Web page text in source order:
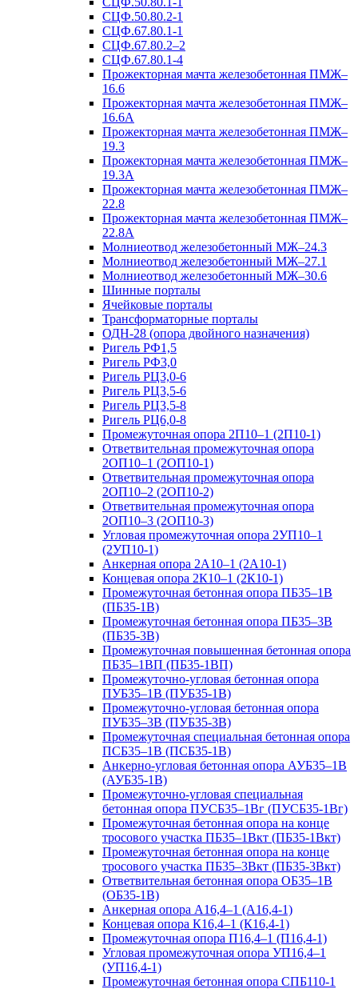
СЦФ.50.80.2-1
СЦФ.67.80.1-1
СЦФ.67.80.2–2
СЦФ.67.80.1-4
Прожекторная мачта железобетонная ПМЖ–
16.6
Прожекторная мачта железобетонная ПМЖ–
16.6А
Прожекторная мачта железобетонная ПМЖ–
19.3
Прожекторная мачта железобетонная ПМЖ–
19.3А
Прожекторная мачта железобетонная ПМЖ–
22.8
Прожекторная мачта железобетонная ПМЖ–
22.8А
Молниеотвод железобетонный МЖ–24.3
Молниеотвод железобетонный МЖ–27.1
Молниеотвод железобетонный МЖ–30.6
Шинные порталы
Ячейковые порталы
Трансформаторные порталы
ОДН-28 (опора двойного назначения)
Ригель РФ1,5
Ригель РФ3,0
Ригель РЦ3,0-6
Ригель РЦ3,5-6
Ригель РЦ3,5-8
Ригель РЦ6,0-8
Промежуточная опора 2П10–1 (2П10-1)
Ответвительная промежуточная опора
2ОП10–1 (2ОП10-1)
Ответвительная промежуточная опора
2ОП10–2 (2ОП10-2)
Ответвительная промежуточная опора
2ОП10–3 (2ОП10-3)
Угловая промежуточная опора 2УП10–1
(2УП10-1)
Анкерная опора 2А10–1 (2А10-1)
Концевая опора 2К10–1 (2К10-1)
Промежуточная бетонная опора ПБ35–1В
(ПБ35-1В)
Промежуточная бетонная опора ПБ35–3В
(ПБ35-3В)
Промежуточная повышенная бетонная опора
ПБ35–1ВП (ПБ35-1ВП)
Промежуточно-угловая бетонная опора
ПУБ35–1В (ПУБ35-1В)
Промежуточно-угловая бетонная опора
ПУБ35–3В (ПУБ35-3В)
Промежуточная специальная бетонная опора
ПСБ35–1В (ПСБ35-1В)
Анкерно-угловая бетонная опора АУБ35–1В
(АУБ35-1В)
Промежуточно-угловая специальная
бетонная опора ПУСБ35–1Вг (ПУСБ35-1Вг)
Промежуточная бетонная опора на конце
тросового участка ПБ35–1Вкт (ПБ35-1Вкт)
Промежуточная бетонная опора на конце
тросового участка ПБ35–3Вкт (ПБ35-3Вкт)
Ответвительная бетонная опора ОБ35–1В
(ОБ35-1В)
Анкерная опора А16,4–1 (А16,4-1)
Концевая опора К16,4–1 (К16,4-1)
Промежуточная опора П16,4–1 (П16,4-1)
Угловая промежуточная опора УП16,4–1
(УП16,4-1)
Промежуточная бетонная опора СПБ110-1